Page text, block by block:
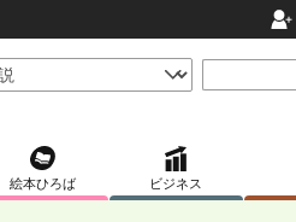
絵本ひろば ビジネス